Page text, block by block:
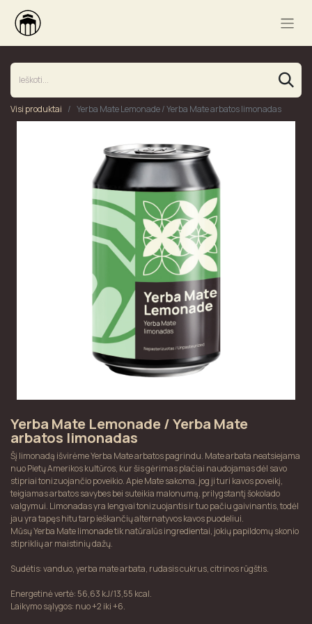
Visi produktai Yerba Mate Lemonade / Yerba Mate arbatos limonadas
Yerba Mate Lemonade / Yerba Mate
arbatos limonadas
Šį limonadą išvirėme Yerba Mate arbatos pagrindu. Mate arbata neatsiejama
nuo Pietų Amerikos kultūros, kur šis gėrimas plačiai naudojamas dėl savo
stipriai tonizuojančio poveikio. Apie Mate sakoma, jog ji turi kavos poveikį,
teigiamas arbatos savybes bei suteikia malonumą, prilygstantį šokolado
valgymui. Limonadas yra lengvai tonizuojantis ir tuo pačiu gaivinantis, todėl
jau yra tapęs hitu tarp ieškančių alternatyvos kavos puodeliui.
Mūsų Yerba Mate limonade tik natūralūs ingredientai, jokių papildomų skonio
stipriklių ar maistinių dažų.
Sudėtis: vanduo, yerba mate arbata, rudasis cukrus, citrinos rūgštis.
Energetinė vertė: 56,63 kJ/13,55 kcal.
Laikymo sąlygos: nuo +2 iki +6.